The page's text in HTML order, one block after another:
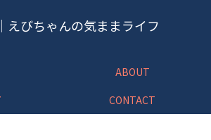
えびちゃんの気ままライフ
ABOUT
CONTACT